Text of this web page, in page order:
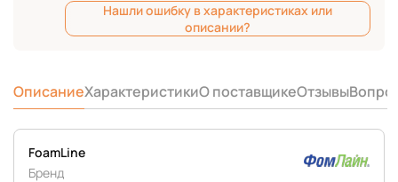
Нашли ошибку в характеристиках или
описании?
ОписаниеХарактеристикиО поставщикеОтзывы
FoamLine
Бренд